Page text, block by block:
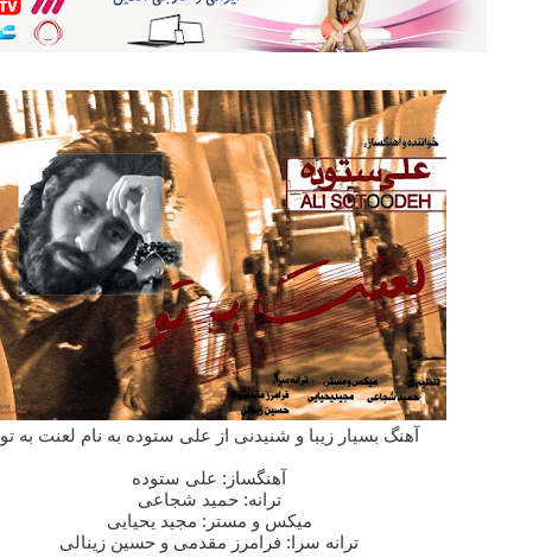
آهنگ بسیار زیبا و شنیدنی از علی ستوده به نام لعنت به تو
آهنگساز: علی ستوده
ترانه: حمید شجاعی
میکس و مستر: مجید یحیایی
ترانه سرا: فرامرز مقدمی و حسین زینالی